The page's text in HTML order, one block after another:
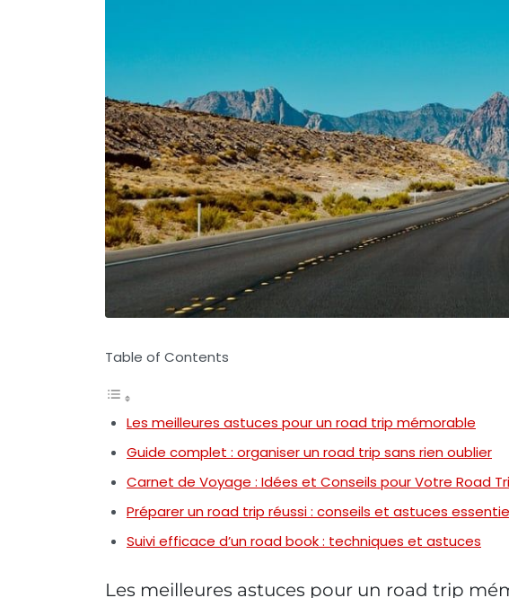
Table of Contents
Les meilleures astuces pour un road trip mémorable
Guide complet : organiser un road trip sans rien oublier
Carnet de Voyage : Idées et Conseils pour Votre Road
Préparer un road trip réussi : conseils et astuces
Suivi efficace d’un road book : techniques et astuces
Les meilleures astuces pour un road trip